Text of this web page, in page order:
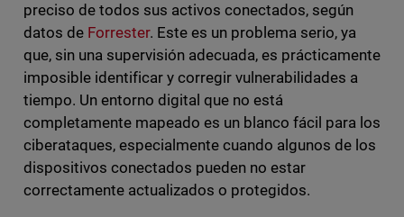
preciso de todos sus activos conectados, según
datos de Forrester​. Este es un problema serio, ya
que, sin una supervisión adecuada, es prácticamente
imposible identificar y corregir vulnerabilidades a
tiempo. Un entorno digital que no está
completamente mapeado es un blanco fácil para los
ciberataques, especialmente cuando algunos de los
dispositivos conectados pueden no estar
correctamente actualizados o protegidos.